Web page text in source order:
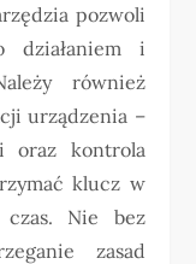
pozwoli
działaniem i
również
urządzenia –
oraz kontrola
klucz w
czas. Nie bez
zasad